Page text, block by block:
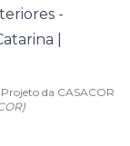
da CASACOR